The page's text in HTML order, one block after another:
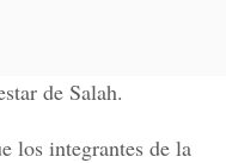
de Salah.
los integrantes de la